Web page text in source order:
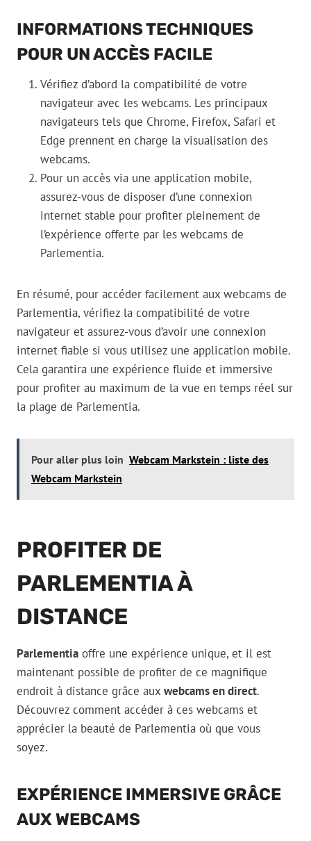
INFORMATIONS TECHNIQUES
POUR UN ACCÈS FACILE
Vérifiez d’abord la compatibilité de votre
navigateur avec les webcams. Les principaux
navigateurs tels que Chrome, Firefox, Safari et
Edge prennent en charge la visualisation des
webcams.
Pour un accès via une application mobile,
assurez-vous de disposer d’une connexion
internet stable pour profiter pleinement de
l’expérience offerte par les webcams de
Parlementia.
En résumé, pour accéder facilement aux webcams de
Parlementia, vérifiez la compatibilité de votre
navigateur et assurez-vous d’avoir une connexion
internet fiable si vous utilisez une application mobile.
Cela garantira une expérience fluide et immersive
pour profiter au maximum de la vue en temps réel sur
la plage de Parlementia.
Pour aller plus loin Webcam Markstein : liste des
Webcam Markstein
PROFITER DE
PARLEMENTIA À
DISTANCE
Parlementia offre une expérience unique, et il est
maintenant possible de profiter de ce magnifique
endroit à distance grâce aux webcams en direct.
Découvrez comment accéder à ces webcams et
apprécier la beauté de Parlementia où que vous
soyez.
EXPÉRIENCE IMMERSIVE GRÂCE
AUX WEBCAMS